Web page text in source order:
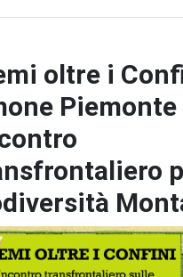
oltre i
Piemonte